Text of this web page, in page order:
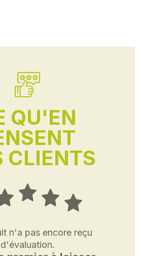
QU'EN
CLIENTS
n'a pas encore reçu
d'évaluation.